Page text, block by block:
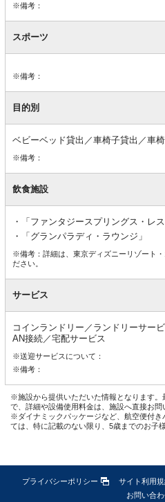
※備考：
スポーツ
※備考：
目的別
ベビーベッド貸出／車椅子貸出／車
※備考：
飲食施設
「ファンタジースプリングス・レ
「グランパラディ・ラウンジ」
※備考：詳細は、東京ディズニーリゾート
ださい。
サービス
コインランドリー／ランドリーサー
AN接続／宅配サービス
※送迎サービスについて：
※備考：
※施設から提供いただいた情報となります
で、詳細や設備使用料金は、施設へ直接お問
※ダイナミックパッケージなど、航空便付き
ては、特に記載のない限り、5歳までのお子
プライバシーポリシー サイト利用
お問い合